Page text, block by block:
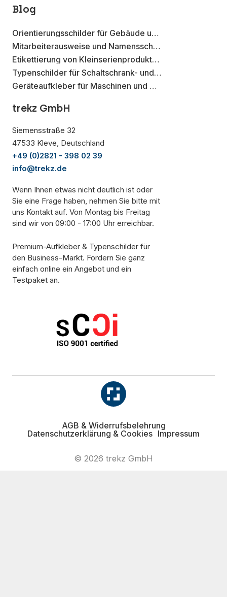
Blog
Orientierungsschilder für Gebäude und Betriebsstätten
Mitarbeiterausweise und Namensschilder mit Metall-Effekt Aufklebern
Etikettierung von Kleinserienprodukten mit Aufklebern auf der Rolle
Typenschilder für Schaltschrank- und Elektroverteilungen
Geräteaufkleber für Maschinen und Werkzeuge
trekz GmbH
Siemensstraße 32
47533 Kleve, Deutschland
+49 (0)2821 - 398 02 39
info@trekz.de
Wenn Ihnen etwas nicht deutlich ist oder
Sie eine Frage haben, nehmen Sie bitte mit
uns Kontakt auf. Von Montag bis Freitag
sind wir von 09:00 - 17:00 Uhr erreichbar.
Premium-Aufkleber & Typenschilder für
den Business-Markt. Fordern Sie ganz
einfach online ein Angebot und ein
Testpaket an.
AGB & Widerrufsbelehrung
Datenschutzerklärung & Cookies Impressum
© 2026 trekz GmbH